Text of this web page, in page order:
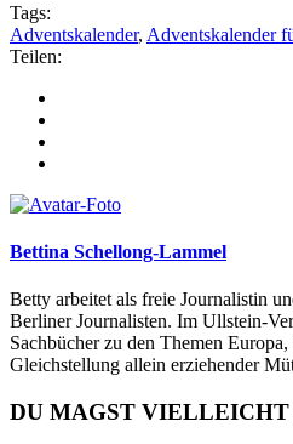
Tags:
Adventskalender, Adventskalender
Teilen:
Bettina Schellong-Lammel
Betty arbeitet als freie Journalistin
Berliner Journalisten. Im Ullstein-
Sachbücher zu den Themen
Gleichstellung allein erziehender
DU MAGST VIELLEICHT